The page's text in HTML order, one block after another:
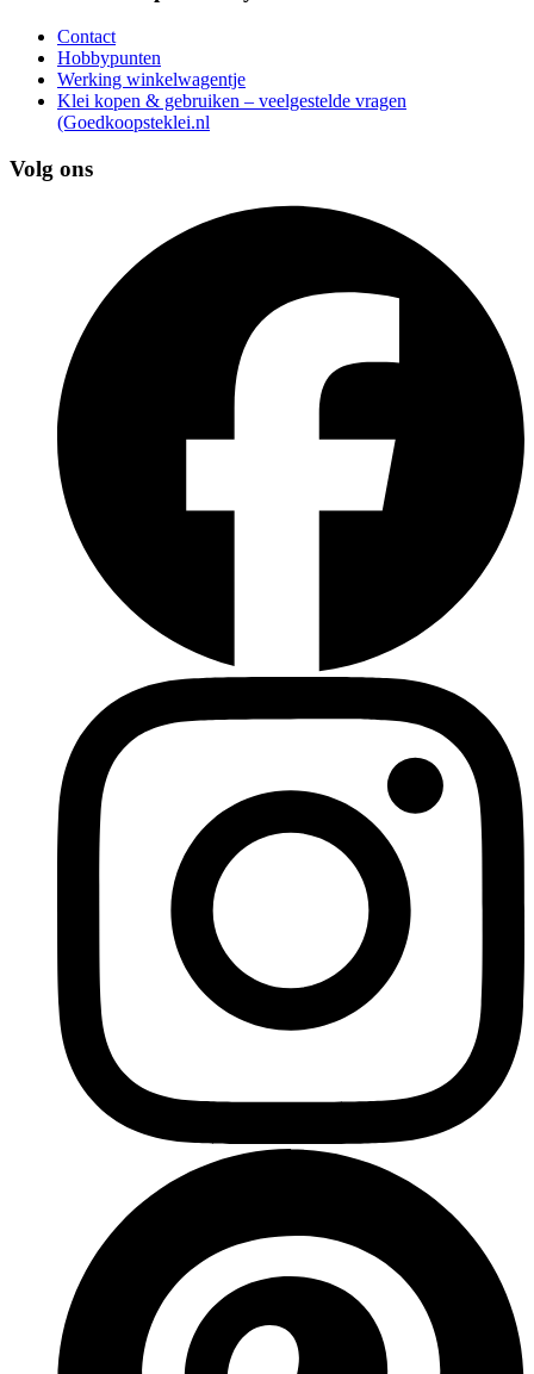
Contact
Hobbypunten
Werking winkelwagentje
Klei kopen & gebruiken – veelgestelde vragen
(Goedkoopsteklei.nl
Volg ons